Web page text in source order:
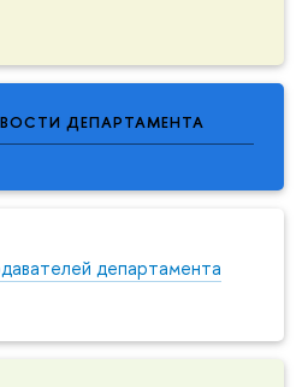
ДЕПАРТАМЕНТА
департамента